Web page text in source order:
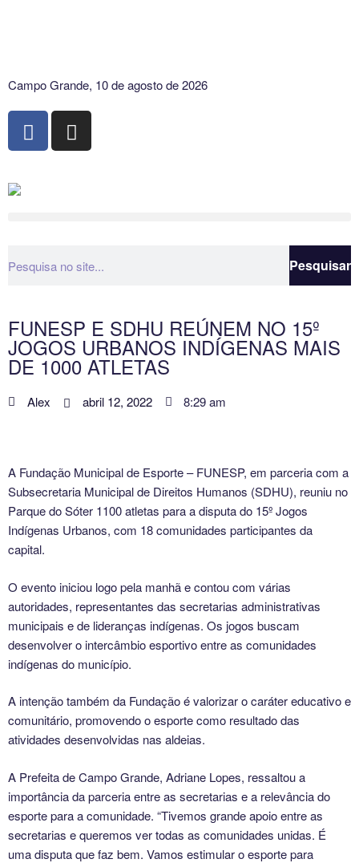
Campo Grande, 10 de agosto de 2026
Pesquisar
FUNESP E SDHU REÚNEM NO 15º
JOGOS URBANOS INDÍGENAS MAIS
DE 1000 ATLETAS
Alex abril 12, 2022 8:29 am
A Fundação Municipal de Esporte – FUNESP, em parceria com a
Subsecretaria Municipal de Direitos Humanos (SDHU), reuniu no
Parque do Sóter 1100 atletas para a disputa do 15º Jogos
Indígenas Urbanos, com 18 comunidades participantes da
capital.
O evento iniciou logo pela manhã e contou com várias
autoridades, representantes das secretarias administrativas
municipais e de lideranças indígenas. Os jogos buscam
desenvolver o intercâmbio esportivo entre as comunidades
indígenas do município.
A intenção também da Fundação é valorizar o caráter educativo e
comunitário, promovendo o esporte como resultado das
atividades desenvolvidas nas aldeias.
A Prefeita de Campo Grande, Adriane Lopes, ressaltou a
importância da parceria entre as secretarias e a relevância do
esporte para a comunidade. “Tivemos grande apoio entre as
secretarias e queremos ver todas as comunidades unidas. É
uma disputa que faz bem. Vamos estimular o esporte para